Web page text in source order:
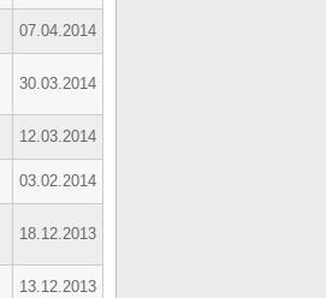
07.04.2014
30.03.2014
12.03.2014
03.02.2014
18.12.2013
13.12.2013